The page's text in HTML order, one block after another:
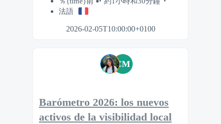
法語
2026-02-05T10:00:00+0100
CM
Barómetro 2026: los nuevos
activos de la visibilidad local